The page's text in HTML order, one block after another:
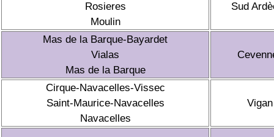
Rosieres
Moulin
Sud
Mas de la Barque-Bayardet
Vialas
Mas de la Barque
Cirque-Navacelles-Vissec
Saint-Maurice-Navacelles
Navacelles
Vigan